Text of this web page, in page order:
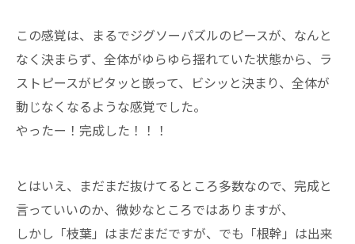
この感覚は、まるでジグソーパズルのピースが、なんと
なく決まらず、全体がゆらゆら揺れていた状態から、ラ
ストピースがピタッと嵌って、ビシッと決まり、全体が
動じなくなるような感覚でした。
やったー！完成した！！！
とはいえ、まだまだ抜けてるところ多数なので、完成と
言っていいのか、微妙なところではありますが、
しかし「枝葉」はまだまだですが、でも「根幹」は出来